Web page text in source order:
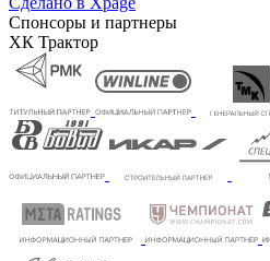
Спонсоры и партнеры
ХК Трактор